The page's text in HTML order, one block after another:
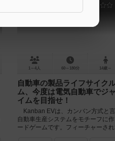
1～4人 60～180分 14歳～
自動車の製品ライフサイク
ム、今度は電気自動車でジ
イムを目指せ！
Kanban EVは、カンバン方式と
自動車生産システムをモチーフに
ードゲームです。フィーチャーさ